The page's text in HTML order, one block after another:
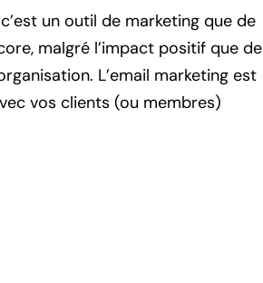
un outil de marketing que de
malgré l’impact positif que de
L’email marketing est
vos clients (ou membres)